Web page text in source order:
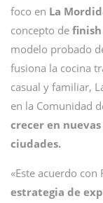
foco en La
concepto de
modelo probado
fusiona la cocina
casual y familiar,
en la Comunidad
crecer en
ciudades.
«Este acuerdo con
estrategia de